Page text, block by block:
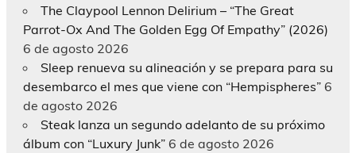
The Claypool Lennon Delirium – “The Great
Parrot-Ox And The Golden Egg Of Empathy” (2026)
6 de agosto 2026
Sleep renueva su alineación y se prepara para su
desembarco el mes que viene con “Hempispheres” 6
de agosto 2026
Steak lanza un segundo adelanto de su próximo
álbum con “Luxury Junk” 6 de agosto 2026